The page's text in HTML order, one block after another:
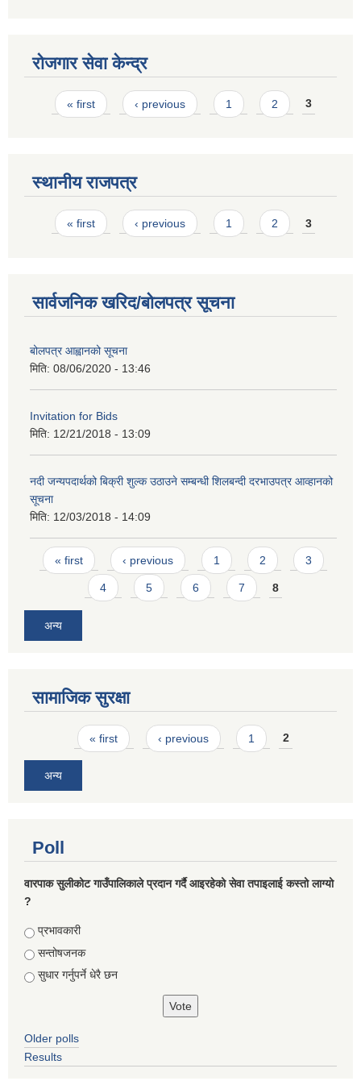
रोजगार सेवा केन्द्र
Pages
« first ‹ previous 1 2 3
स्थानीय राजपत्र
Pages
« first ‹ previous 1 2 3
सार्वजनिक खरिद/बोलपत्र सूचना
बोलपत्र आह्वानको सूचना
मिति: 08/06/2020 - 13:46
Invitation for Bids
मिति: 12/21/2018 - 13:09
नदी जन्यपदार्थको बिक्री शुल्क उठाउने सम्बन्धी शिलबन्दी दरभाउपत्र आव्हानको
सूचना
मिति: 12/03/2018 - 14:09
Pages
« first ‹ previous 1 2 3
4 5 6 7 8
अन्य
सामाजिक सुरक्षा
Pages« first ‹ previous 1 2
अन्य
Poll
वारपाक सुलीकोट गाउँपालिकाले प्रदान गर्दै आइरहेको सेवा तपाइलाई कस्तो लाग्यो
?
Choices
प्रभावकारी
सन्तोषजनक
सुधार गर्नुपर्ने धेरै छन
Older polls
Results